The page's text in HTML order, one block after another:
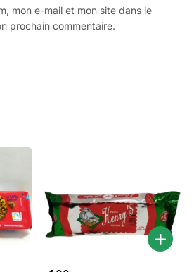
mon e-mail et mon site dans le
prochain commentaire.